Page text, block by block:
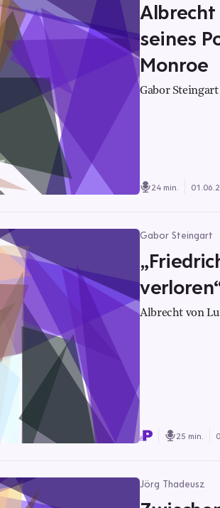
Albrecht
seines
Monroe
Gabor
24 min.
Gabor Steingart
Albrecht von
25 min.
Jörg Thadeusz